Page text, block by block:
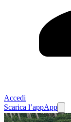
Accedi
Scarica l’appApp